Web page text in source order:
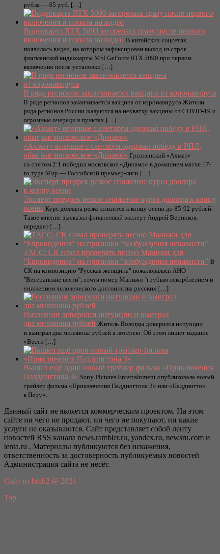
рубля — 85 руб. […]
Видеокарта RTX 5090 загорелась сразу после первого
включения и попала на видео В китайских соцсетях
появилось видео, на котором зафиксирован выход из строя
флагманской видеокарты MSI GeForce RTX 5090 при первом
включении после установки […]
В ряде регионов заканчивается вакцина от коронавируса
В ряде регионов заканчивается вакцина от коронавируса Жители
ряда регионов России жалуются на нехватку вакцины от COVID-19 и
огромные очереди в пунктах […]
«Ахмат» впервые с сентября одержал победу в РПЛ,
обыграв московское «Динамо» Грозненский «Ахмат»
со счетом 2:1 победил московское «Динамо» в домашнем матче 17-
го тура Мир — Российской премьер-лиги […]
Эксперт предрек резкое снижение курса доллара к концу
осени Курс доллара резко снизится к концу осени до 85-92 рублей.
Такое мнение высказал финансовый эксперт Андрей Верников,
передает […]
ТАСС: СК начал проверять песню Манижи для
“Евровидения” на признаки “возбуждения ненависти” В
СК на композицию "Русская женщина" пожаловалась АНО
"Ветеранские вести", сочтя номер Манижи "грубым оскорблением и
унижением человеческого достоинства русских […]
Россиянин доверился интуиции и выиграл
два миллиона рублей Житель Вологды доверился интуиции
и выиграл два миллиона рублей в лотерею. Об этом пишет издание
«Вести […]
Вышел ещё один новый трейлер фильма «Приключения
Паддингтона 3» Sony Pictures Entertainment опубликовала новый
трейлер фильма «Приключения Паддингтона 3» или «Паддингтон
в Перу».
Данный сайт не является коммерческим проектом. На этом
сайте ни чего не продают, ни чего не покупают, ни какие
услуги не оказываются. Сайт представляет собой ленту
новостей RSS канала news.rambler.ru, yandex.ru, newsru.com и
lenta.ru . Материалы публикуются без искажения,
ответственность за достоверность публикуемых новостей
Администрация сайта не несёт.
Сайт от bmb2 @ 2021
Top